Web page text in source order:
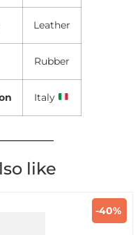
Leather
Rubber
Italy
like
-40%